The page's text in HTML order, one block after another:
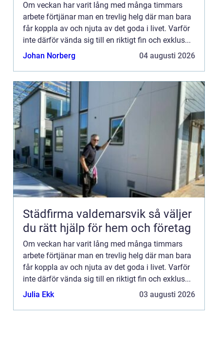
Om veckan har varit lång med många timmars
arbete förtjänar man en trevlig helg där man bara
får koppla av och njuta av det goda i livet. Varför
inte därför vända sig till en riktigt fin och exklus...
Johan Norberg
04 augusti 2026
Städfirma valdemarsvik så väljer
du rätt hjälp för hem och företag
Om veckan har varit lång med många timmars
arbete förtjänar man en trevlig helg där man bara
får koppla av och njuta av det goda i livet. Varför
inte därför vända sig till en riktigt fin och exklus...
Julia Ekk
03 augusti 2026